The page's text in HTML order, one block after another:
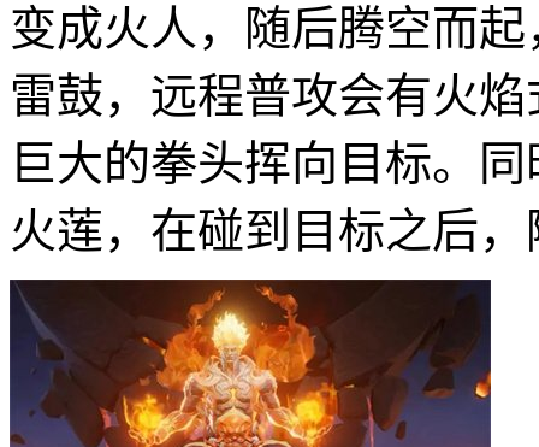
变成火人，随后腾空而
雷鼓，远程普攻会有火
巨大的拳头挥向目标。
火莲，在碰到目标之后